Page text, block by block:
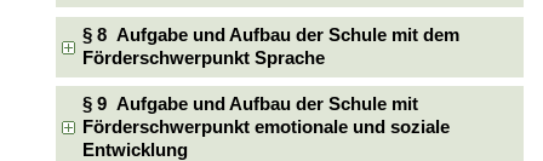
§ 8 Aufgabe und Aufbau der Schule mit dem
Förderschwerpunkt Sprache
§ 9 Aufgabe und Aufbau der Schule mit
Förderschwerpunkt emotionale und soziale
Entwicklung